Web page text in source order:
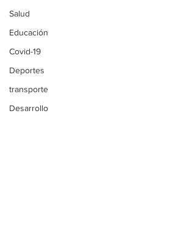
Salud
Educación
Covid-19
Deportes
transporte
Desarrollo